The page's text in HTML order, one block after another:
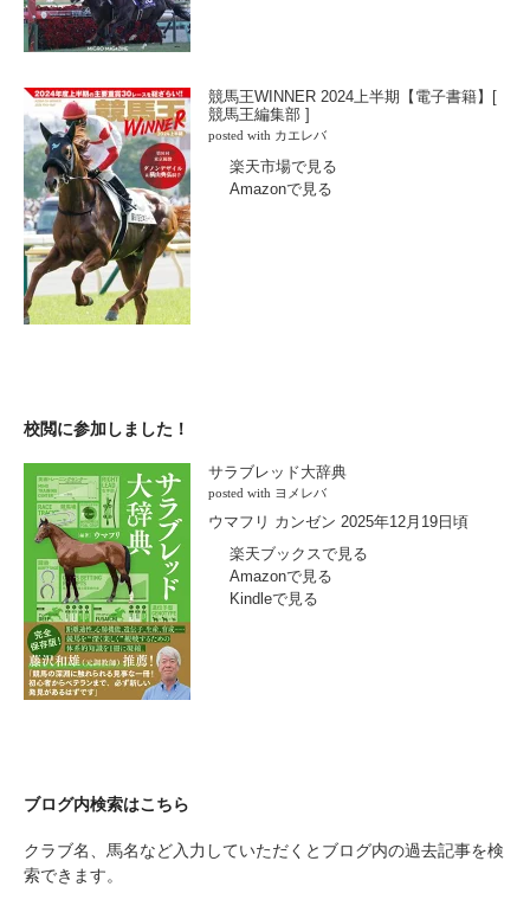
競馬王WINNER 2024上半期【電子書籍】[
競馬王編集部 ]
posted with カエレバ
楽天市場で見る
Amazonで見る
校閲に参加しました！
サラブレッド大辞典
posted with ヨメレバ
ウマフリ カンゼン 2025年12月19日頃
楽天ブックスで見る
Amazonで見る
Kindleで見る
ブログ内検索はこちら
クラブ名、馬名など入力していただくとブログ内の過去記事を検
索できます。